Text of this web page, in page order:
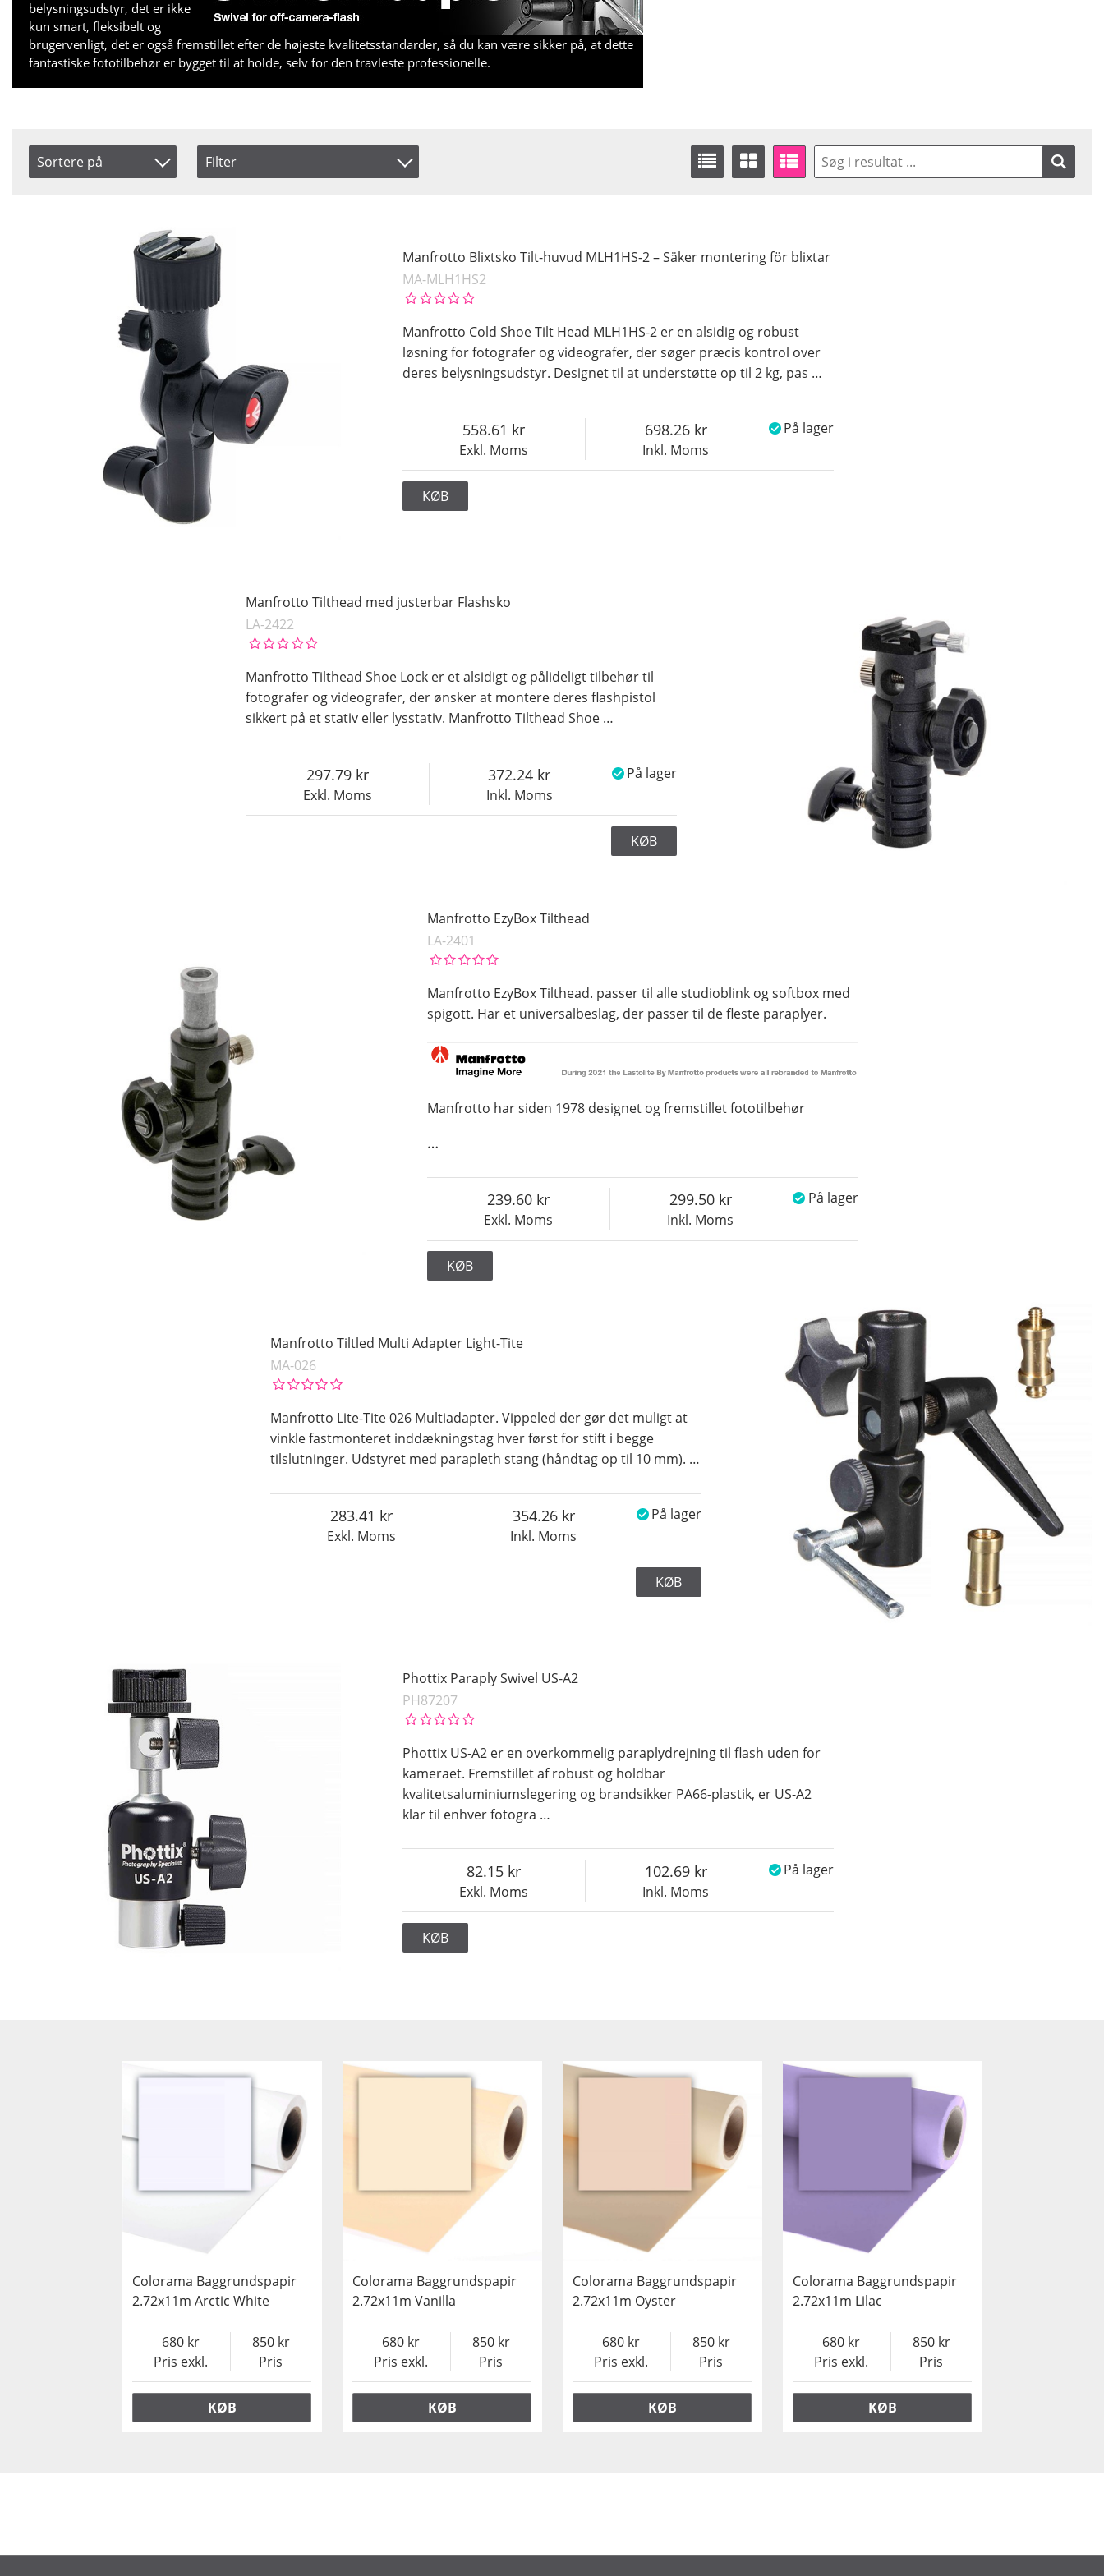
belysningsudstyr, det er ikke
kun smart, fleksibelt og
brugervenligt, det er også fremstillet efter de højeste kvalitetsstandarder, så du kan være sikker på, at dette
fantastiske fototilbehør er bygget til at holde, selv for den travleste professionelle.
Sortere på Filter
Pris
Manfrotto Blixtsko Tilt-huvud MLH1HS-2 – Säker montering för blixtar
MA-MLH1HS2
Manfrotto Cold Shoe Tilt Head MLH1HS-2 er en alsidig og robust
løsning for fotografer og videografer, der søger præcis kontrol over
deres belysningsudstyr. Designet til at understøtte op til 2 kg, pas …
Exkl. Moms
558.61
Inkl. Moms
698.26 På lager
KØB
Manfrotto Tilthead med justerbar Flashsko
LA-2422
Manfrotto Tilthead Shoe Lock er et alsidigt og pålideligt tilbehør til
fotografer og videografer, der ønsker at montere deres flashpistol
sikkert på et stativ eller lysstativ. Manfrotto Tilthead Shoe …
Exkl. Moms
297.79
Inkl. Moms
372.24 På lager
KØB
Manfrotto EzyBox Tilthead
LA-2401
Manfrotto EzyBox Tilthead. passer til alle studioblink og softbox med
spigott. Har et universalbeslag, der passer til de fleste paraplyer.
Manfrotto har siden 1978 designet og fremstillet fototilbehør
…
Exkl. Moms
239.60
Inkl. Moms
299.50 På lager
KØB
Manfrotto Tiltled Multi Adapter Light-Tite
MA-026
Manfrotto Lite-Tite 026 Multiadapter. Vippeled der gør det muligt at
vinkle fastmonteret inddækningstag hver først for stift i begge
tilslutninger. Udstyret med parapleth stang (håndtag op til 10 mm). …
Exkl. Moms
283.41
Inkl. Moms
354.26 På lager
KØB
Phottix Paraply Swivel US-A2
PH87207
Phottix US-A2 er en overkommelig paraplydrejning til flash uden for
kameraet. Fremstillet af robust og holdbar
kvalitetsaluminiumslegering og brandsikker PA66-plastik, er US-A2
klar til enhver fotogra …
Exkl. Moms
82.15
Inkl. Moms
102.69 På lager
KØB
Colorama Baggrundspapir
2.72x11m Arctic White
Pris exkl.
680
Pris
850
KØB
Colorama Baggrundspapir
2.72x11m Vanilla
Pris exkl.
680
Pris
850
KØB
Colorama Baggrundspapir
2.72x11m Oyster
Pris exkl.
680
Pris
850
KØB
Colorama Baggrundspapir
2.72x11m Lilac
Pris exkl.
680
Pris
850
KØB